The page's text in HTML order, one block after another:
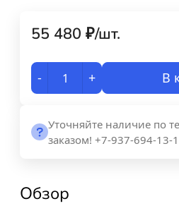
55 480 ₽/шт.
- + В
Уточняйте наличие по
заказом! +7-937-694-13-
Обзор